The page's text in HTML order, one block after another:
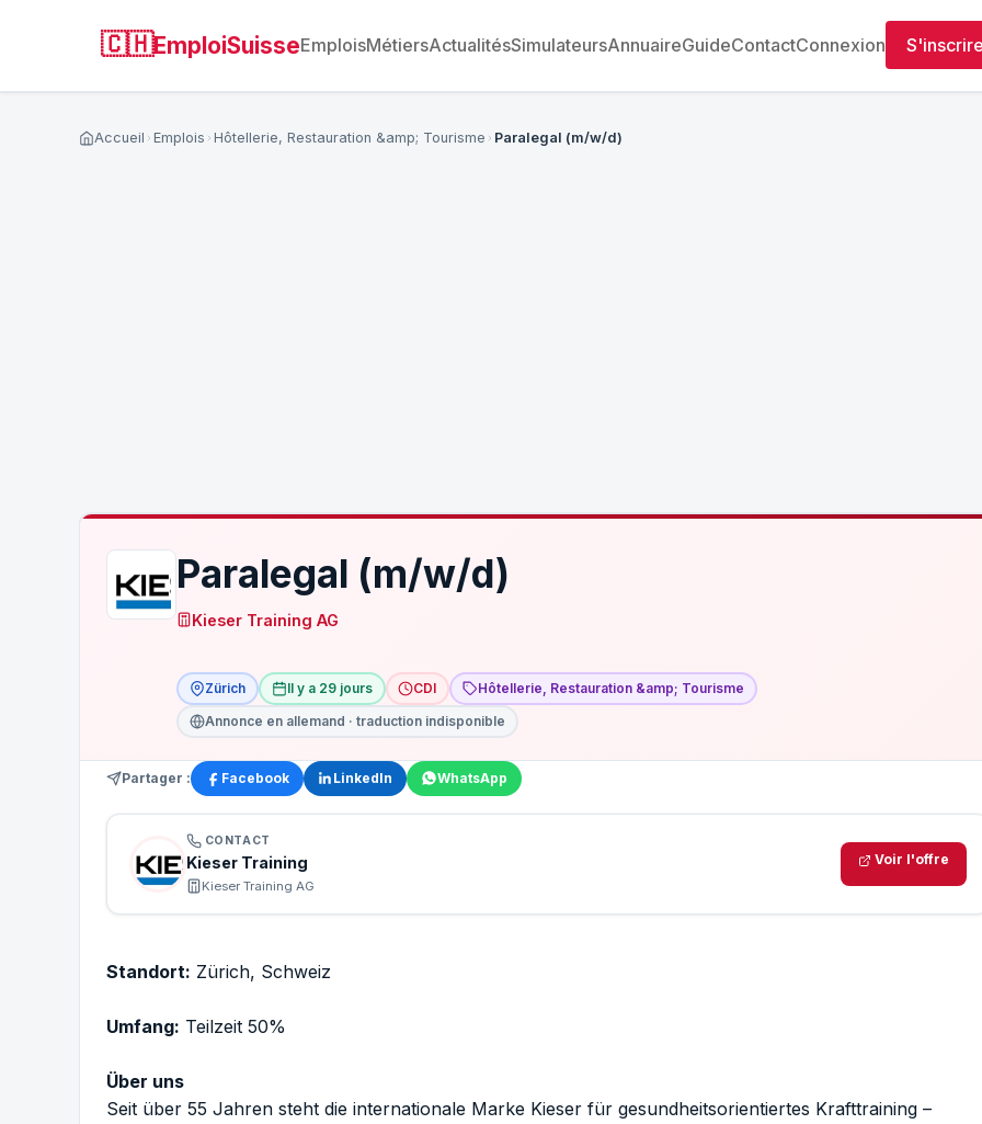
🇨🇭EmploiSuisseEmploisMétiersActualitésSimulateursAnnuaireGuideContactConnexion
Accueil Emplois Hôtellerie, Restauration &amp; Tourisme Paralegal (m/w/d)
Paralegal (m/w/d)
Kieser Training AG
Zürich Il y a 29 jours CDI
Hôtellerie, Restauration &amp; Tourisme
Annonce en allemand · traduction indisponible
Partager : Facebook LinkedIn WhatsApp
CONTACT
Kieser Training
Kieser Training AG
Voir l'offre
Standort: Zürich, Schweiz
Umfang: Teilzeit 50%
Über uns
Seit über 55 Jahren steht die internationale Marke Kieser für gesundheitsorientiertes Krafttraining –